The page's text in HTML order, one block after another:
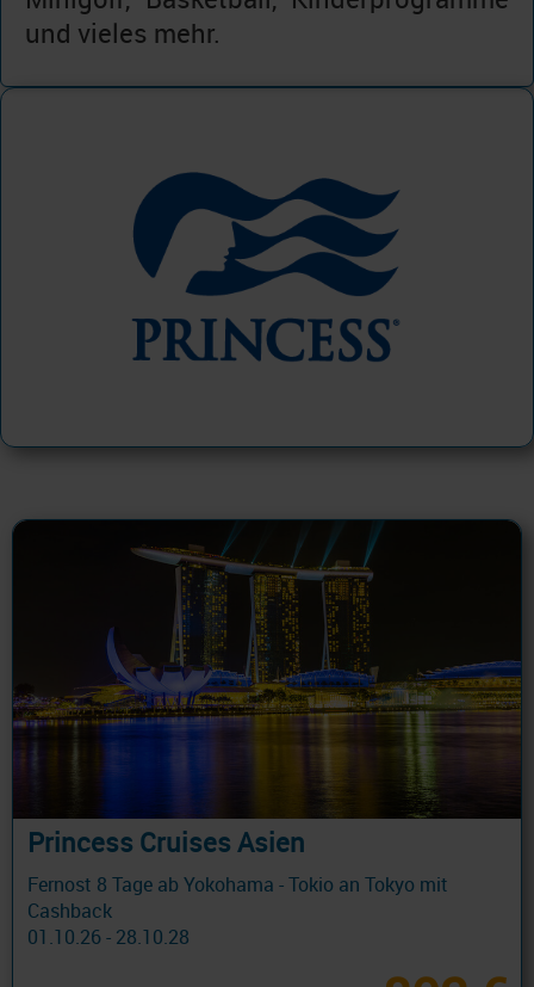
und vieles mehr.
Princess Cruises Asien
Fernost 8 Tage ab Yokohama - Tokio an Tokyo mit
Cashback
01.10.26 - 28.10.28